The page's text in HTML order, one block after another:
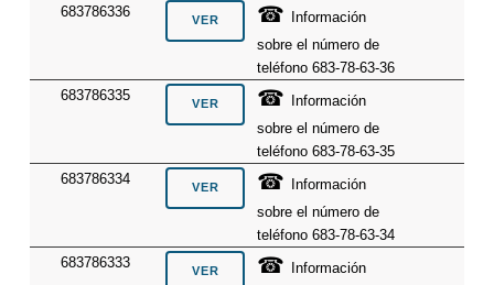
683786336
☎
Información
sobre el número de
teléfono 683-78-63-36
683786335
☎
Información
sobre el número de
teléfono 683-78-63-35
683786334
☎
Información
sobre el número de
teléfono 683-78-63-34
683786333
☎
Información